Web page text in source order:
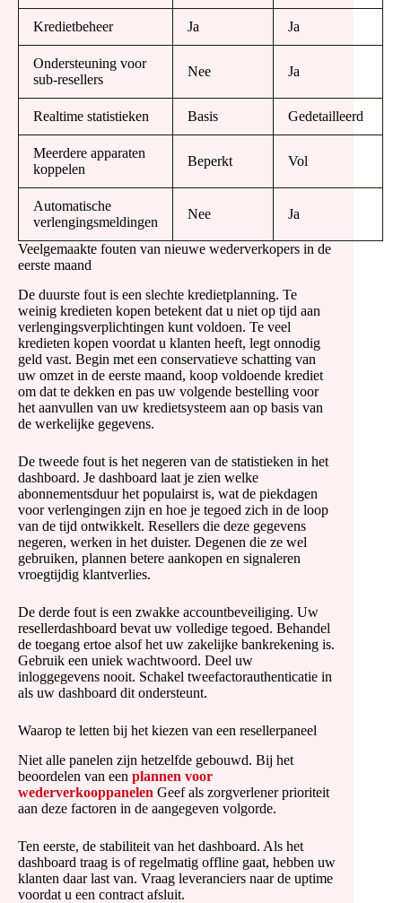
Kredietbeheer Ja Ja
Ondersteuning voor
sub-resellers
Nee Ja
Realtime statistieken Basis Gedetailleerd
Meerdere apparaten
koppelen
Beperkt Vol
Automatische
verlengingsmeldingen
Nee Ja
Veelgemaakte fouten van nieuwe wederverkopers in de
eerste maand
De duurste fout is een slechte kredietplanning. Te
weinig kredieten kopen betekent dat u niet op tijd aan
verlengingsverplichtingen kunt voldoen. Te veel
kredieten kopen voordat u klanten heeft, legt onnodig
geld vast. Begin met een conservatieve schatting van
uw omzet in de eerste maand, koop voldoende krediet
om dat te dekken en pas uw volgende bestelling voor
het aanvullen van uw kredietsysteem aan op basis van
de werkelijke gegevens.
De tweede fout is het negeren van de statistieken in het
dashboard. Je dashboard laat je zien welke
abonnementsduur het populairst is, wat de piekdagen
voor verlengingen zijn en hoe je tegoed zich in de loop
van de tijd ontwikkelt. Resellers die deze gegevens
negeren, werken in het duister. Degenen die ze wel
gebruiken, plannen betere aankopen en signaleren
vroegtijdig klantverlies.
De derde fout is een zwakke accountbeveiliging. Uw
resellerdashboard bevat uw volledige tegoed. Behandel
de toegang ertoe alsof het uw zakelijke bankrekening is.
Gebruik een uniek wachtwoord. Deel uw
inloggegevens nooit. Schakel tweefactorauthenticatie in
als uw dashboard dit ondersteunt.
Waarop te letten bij het kiezen van een resellerpaneel
Niet alle panelen zijn hetzelfde gebouwd. Bij het
beoordelen van een plannen voor
wederverkooppanelen Geef als zorgverlener prioriteit
aan deze factoren in de aangegeven volgorde.
Ten eerste, de stabiliteit van het dashboard. Als het
dashboard traag is of regelmatig offline gaat, hebben uw
klanten daar last van. Vraag leveranciers naar de uptime
voordat u een contract afsluit.